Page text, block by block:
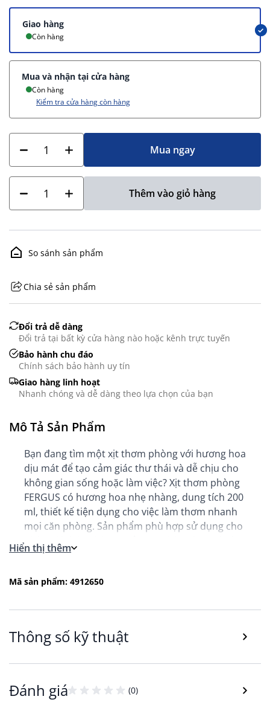
Giao hàng
Còn hàng
Mua và nhận tại cửa hàng
Còn hàng
Kiểm tra cửa hàng còn hàng
Mua ngay
Thêm vào giỏ hàng
So sánh sản phẩm
GHS07 - Advarsel
Chia sẻ sản phẩm
Đổi trả dễ dàng
Đổi trả tại bất kỳ cửa hàng nào hoặc kênh trực tuyến
Bảo hành chu đáo
Chính sách bảo hành uy tín
Giao hàng linh hoạt
Nhanh chóng và dễ dàng theo lựa chọn của bạn
Mô Tả Sản Phẩm
Bạn đang tìm một xịt thơm phòng với hương hoa
dịu mát để tạo cảm giác thư thái và dễ chịu cho
không gian sống hoặc làm việc? Xịt thơm phòng
FERGUS có hương hoa nhẹ nhàng, dung tích 200
ml, thiết kế tiện dụng cho việc làm thơm nhanh
mọi căn phòng. Sản phẩm phù hợp sử dụng cho
Lợi ích và công năng nổi bật của Xịt thơm
Lợi ích chính: mang lại mùi thơm hoa dịu mát,
dụng để phun ở mọi vị trí trong nhà hoặc xe hơi.
Sử dụng cho phòng khách hoặc phòng ngủ để
tạo mùi thơm mát nhẹ nhàng; dùng ở trên quầy
Hiển thị thêm
Mã sản phẩm: 4912650
Thông số kỹ thuật
Đánh giá (0)